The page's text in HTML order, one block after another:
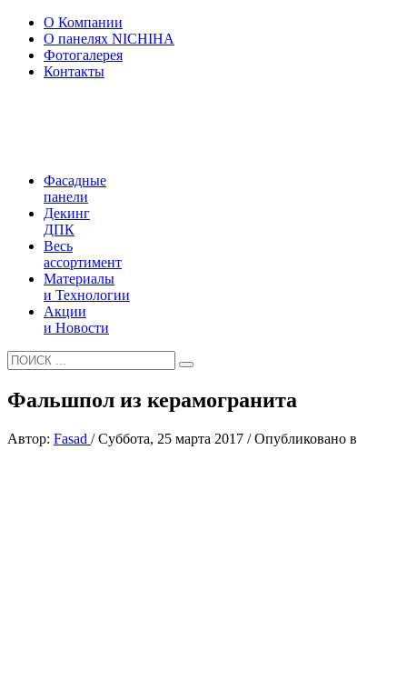
О Компании
О панелях NICHIHA
Фотогалерея
Контакты
Фасадные
панели
Декинг
ДПК
Весь
ассортимент
Материалы
и Технологии
Акции
и Новости
Фальшпол из керамогранита
Автор: Fasad /Суббота, 25 марта 2017 /Опубликовано в